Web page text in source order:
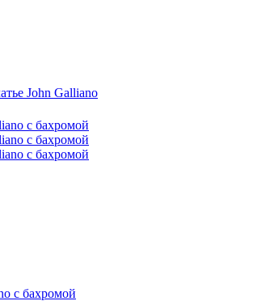
John Galliano
с бахромой